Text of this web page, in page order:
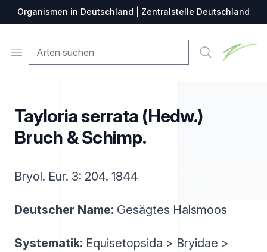
Organismen in Deutschland | Zentralstelle Deutschland
Open menu Suche
Tayloria serrata (Hedw.)
Bruch & Schimp.
Bryol. Eur. 3: 204. 1844
Deutscher Name: Gesägtes Halsmoos
Systematik: Equisetopsida > Bryidae >